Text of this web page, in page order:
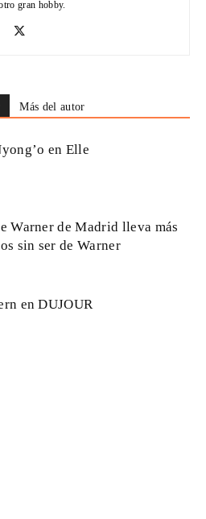
gran hobby.
Más del autor
en Elle
Warner de Madrid lleva más
sin ser de Warner
en DUJOUR